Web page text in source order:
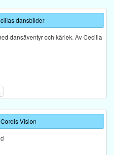
dansbilder
dansäventyr och kärlek. Av Cecilia
Vision